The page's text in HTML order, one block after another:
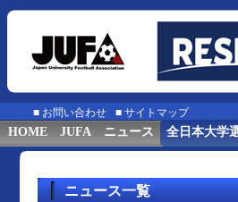
■ お問い合わせ ■ サイトマップ
HOME JUFA ニュース 全日本大学
ニュース一覧